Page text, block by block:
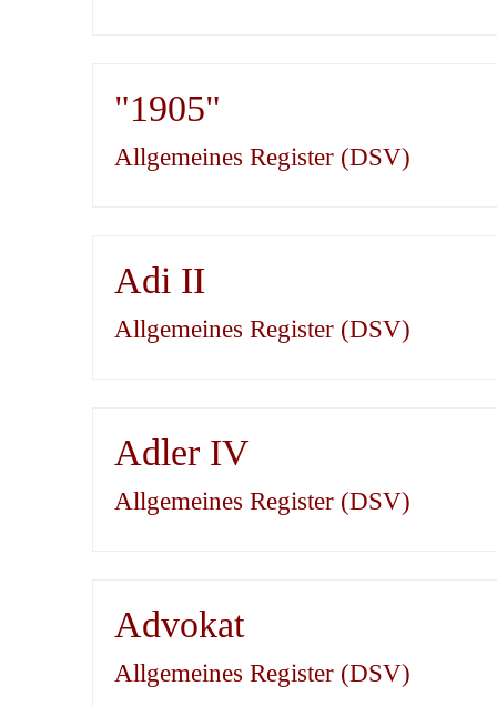
"1905"
Allgemeines Register (DSV)
Adi II
Allgemeines Register (DSV)
Adler IV
Allgemeines Register (DSV)
Advokat
Allgemeines Register (DSV)